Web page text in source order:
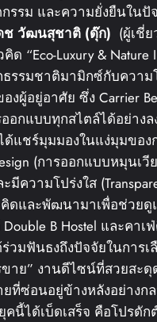
รรม และความยั่งยืนใน
ช วัฒนสุชาติ (ดุ๊ก) (ผู้เชี่
ด “Eco-Luxury &
ธรรมชาติมามิกซ์กับควา
งผู้อยู่อาศัย ซึ่ง Carrier
อกแบบทุกสไตล์ได้อย่าง
ด้แชร์มุมมองในแง่มุมขอ
(การออกแบบหมุนเ
มีความโปร่งใส
คิดและพัฒนามาเพื่อช่วย
Double B Hostel และคา
วมฟันธงถึงปัจจัยในการ
าย” งานดีไซน์ที่สวยสะ
ที่ซ่อนอยู่ข้างหลังอย่างก
คนี้ได้เบ็ดเสร็จ คือโปรดั